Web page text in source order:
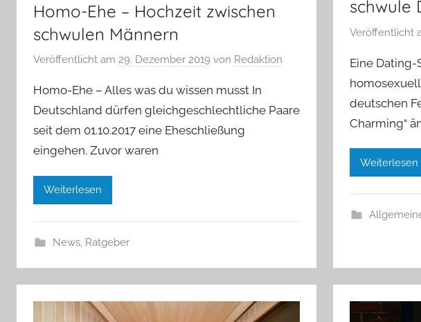
Homo-Ehe – Hochzeit zwischen
schwulen Männern
Veröffentlicht am 29. Dezember 2019 von Redaktion
Homo-Ehe – Alles was du wissen musst In
Deutschland dürfen gleichgeschlechtliche Paare
seit dem 01.10.2017 eine Eheschließung
eingehen. Zuvor waren
Weiterlesen
News, Ratgeber
schwule
Veröffentlicht
Eine
deutschen
Charming“
Weiterlesen